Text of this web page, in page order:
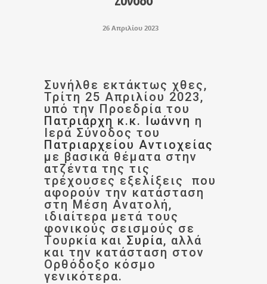
26 Απριλίου 2023
Συνήλθε εκτάκτως χθες,
Τρίτη 25 Απριλίου 2023,
υπό την Προεδρία του
Πατριάρχη κ.κ. Ιωάννη η
Ιερά Σύνοδος του
Πατριαρχείου Αντιοχείας
με βασικά θέματα στην
ατζέντα της τις
τρέχουσες εξελίξεις που
αφορούν την κατάσταση
στη Μέση Ανατολή,
ιδιαίτερα μετά τους
φονικούς σεισμούς σε
Τουρκία και Συρία, αλλά
και την κατάσταση στον
Ορθόδοξο κόσμο
γενικότερα.